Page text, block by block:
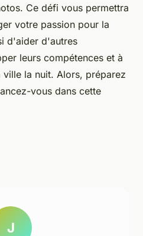
Ce défi vous permettra
votre passion pour la
d'aider d'autres
leurs compétences et à
la nuit. Alors, préparez
vous dans cette
J